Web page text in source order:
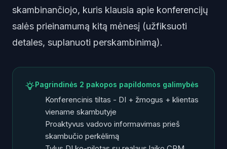
skambinančiojo, kuris klausia apie konferencijų
salės prieinamumą kitą mėnesį (užfiksuoti
detales, suplanuoti perskambinimą).
Pagrindinės 2 pakopos papildomos galimybės
Konferencinis tiltas - DI + žmogus + klientas
viename skambutyje
Proaktyvus vadovo informavimas prieš
skambučio perkėlimą